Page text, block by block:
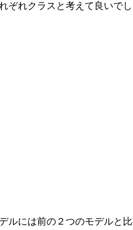
れクラスと考えて良いでし
ルには前の２つのモデルと